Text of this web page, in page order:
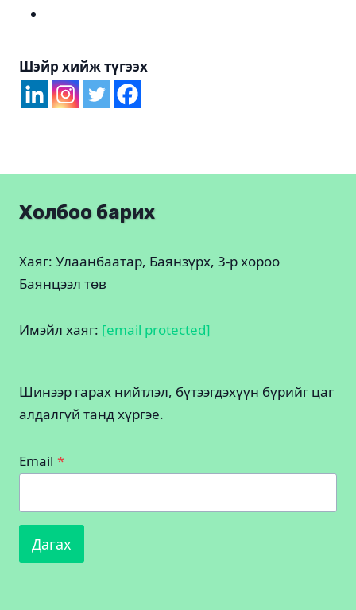
Шэйр хийж түгээх
Холбоо барих
Хаяг: Улаанбаатар, Баянзүрх, 3-р хороо
Баянцээл төв
Имэйл хаяг: [email protected]
Шинээр гарах нийтлэл, бүтээгдэхүүн бүрийг цаг
алдалгүй танд хүргэе.
Email *
Дагах